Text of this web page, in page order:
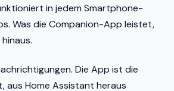
in jedem Smartphone-
Was die Companion-App leistet,
Die App ist die
aus Home Assistant heraus